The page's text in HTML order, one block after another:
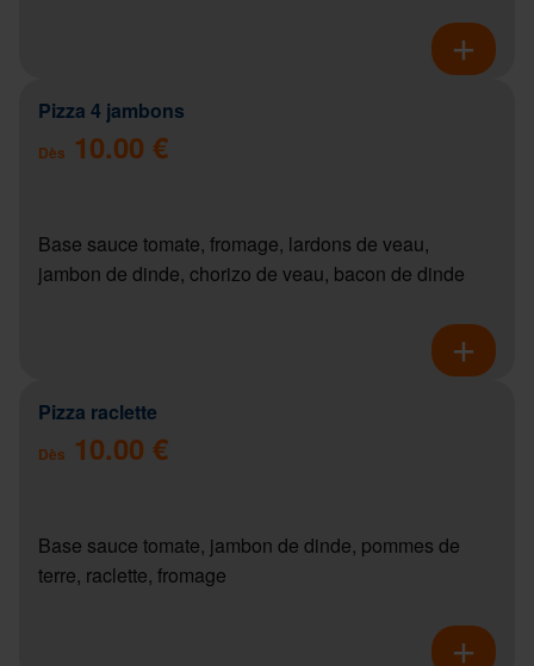
Pizza 4 jambons
Dès 10.00 €
Base sauce tomate, fromage, lardons de veau,
jambon de dinde, chorizo de veau, bacon de dinde
Pizza raclette
Dès 10.00 €
Base sauce tomate, jambon de dinde, pommes de
terre, raclette, fromage